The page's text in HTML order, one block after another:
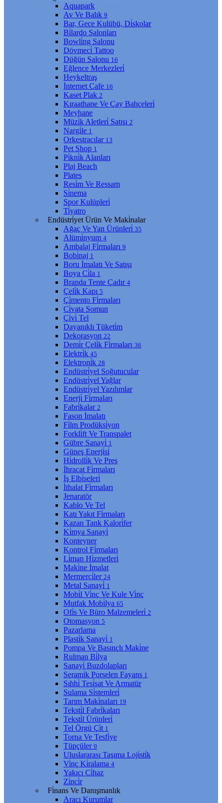
Aquapark
Av Ve Balık 9
Bar, Gece Kulübü, Di̇skolar
Bi̇lardo Salonları
Bowli̇ng Salonu
Dövmeci̇ Tattoo
Düğün Salonu 16
Eğlence Merkezleri̇
Heykeltraş
İnternet Cafe 16
Kaset Plak 2
Kıraathane Ve Çay Bahçeleri̇
Meyhane
Müzi̇k Aletleri̇ Satışı 2
Nargi̇le 1
Orkestracılar 13
Pet Shop 1
Pi̇kni̇k Alanları
Plaj Beach
Plates
Resi̇m Ve Ressam
Si̇nema
Spor Kulüpleri̇
Ti̇yatro
Endüstri̇yet Ürün Ve Maki̇nalar
Ağaç Ve Yan Ürünleri̇ 35
Alümi̇nyum 4
Ambalaj Fi̇rmaları 9
Bobi̇naj 1
Boru İmalatı Ve Satışı
Boya Ci̇la 1
Branda Tente Çadır 4
Çeli̇k Kapı 5
Çi̇mento Fi̇rmaları
Ci̇vata Somun
Çi̇vi̇ Tel
Dayanıklı Tüketi̇m
Dekorasyon 22
Demi̇r Çeli̇k Fi̇rmaları 36
Elektri̇k 45
Elektroni̇k 28
Endüstri̇yel Soğutucular
Endüstri̇yel Yağlar
Endüstri̇yel Yazılımlar
Enerji̇ Fi̇rmaları
Fabri̇kalar 2
Fason İmalatı
Fi̇lm Prodüksi̇yon
Forkli̇ft Ve Transpalet
Gübre Sanayi̇ 1
Güneş Enerji̇si̇
Hi̇drolli̇k Ve Pres
İhracat Fi̇rmaları
İş Elbi̇seleri̇
İthalat Fi̇rmaları
Jenaratör
Kablo Ve Tel
Katı Yakıt Fi̇rmaları
Kazan Tank Kalori̇fer
Ki̇mya Sanayi̇
Konteyner
Kontrol Fi̇rmaları
Li̇man Hi̇zmetleri̇
Maki̇ne İmalat
Mermerci̇ler 24
Metal Sanayi̇ 1
Mobi̇l Vi̇nç Ve Kule Vi̇nç
Mutfak Mobi̇lya 65
Ofi̇s Ve Büro Malzemeleri̇ 2
Otomasyon 5
Pazarlama
Plasti̇k Sanayi̇ 1
Pompa Ve Basınçlı Maki̇ne
Rulman Bi̇lya
Sanayi̇ Buzdolapları
Serami̇k Porselen Fayans 1
Sıhhi̇ Tesi̇sat Ve Armatür
Sulama Si̇stemleri̇
Tarım Maki̇naları 19
Teksti̇l Fabri̇kaları
Teksti̇l Ürünleri̇
Tel Örgü Çi̇t 1
Torna Ve Tesfi̇ye
Tüpçüler 9
Uluslararası Taşıma Loji̇sti̇k
Vi̇nç Ki̇ralama 4
Yakıcı Ci̇haz
Zi̇nci̇r
Fi̇nans Ve Danışmanlık
Aracı Kurumlar